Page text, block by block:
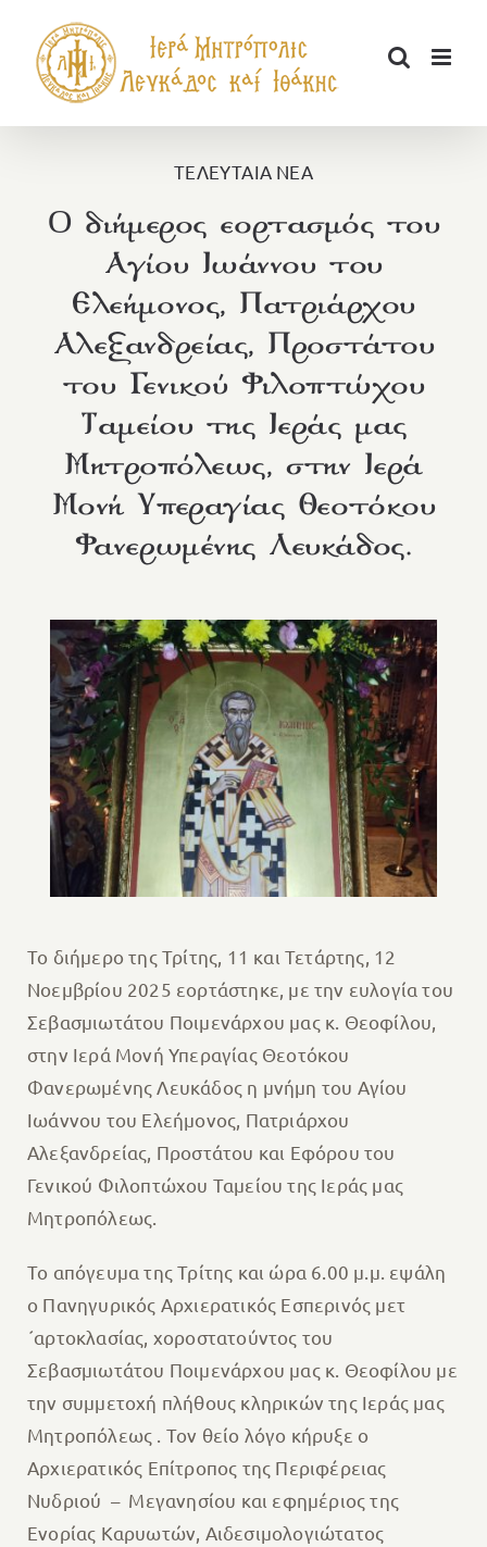
περιεχόμενο
ΤΕΛΕΥΤΑΙΑ ΝΕΑ
O διήμερος εορτασμός του
Αγίου Ιωάννου του
Ελεήμονος, Πατριάρχου
Αλεξανδρείας, Προστάτου
του Γενικού Φιλοπτώχου
Ταμείου της Ιεράς μας
Μητροπόλεως, στην Ιερά
Μονή Υπεραγίας Θεοτόκου
Φανερωμένης Λευκάδος.
Το διήμερο της Τρίτης, 11 και Τετάρτης, 12
Νοεμβρίου 2025 εορτάστηκε, με την ευλογία του
Σεβασμιωτάτου Ποιμενάρχου μας κ. Θεοφίλου,
στην Ιερά Μονή Υπεραγίας Θεοτόκου
Φανερωμένης Λευκάδος η μνήμη του Αγίου
Ιωάννου του Ελεήμονος, Πατριάρχου
Αλεξανδρείας, Προστάτου και Εφόρου του
Γενικού Φιλοπτώχου Ταμείου της Ιεράς μας
Μητροπόλεως.
Το απόγευμα της Τρίτης και ώρα 6.00 μ.μ. εψάλη
ο Πανηγυρικός Αρχιερατικός Εσπερινός μετ
´αρτοκλασίας, χοροστατούντος του
Σεβασμιωτάτου Ποιμενάρχου μας κ. Θεοφίλου με
την συμμετοχή πλήθους κληρικών της Ιεράς μας
Μητροπόλεως . Τον θείο λόγο κήρυξε ο
Αρχιερατικός Επίτροπος της Περιφέρειας
Νυδριού – Μεγανησίου και εφημέριος της
Ενορίας Καρυωτών, Αιδεσιμολογιώτατος